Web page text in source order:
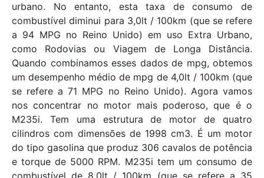
urbano. No entanto, esta taxa de consumo de
combustível diminui para 3,0lt / 100km (que se refere
a 94 MPG no Reino Unido) em uso Extra Urbano,
como Rodovias ou Viagem de Longa Distância.
Quando combinamos esses dados de mpg, obtemos
um desempenho médio de mpg de 4,0lt / 100km (que
se refere a 71 MPG no Reino Unido). Agora vamos
nos concentrar no motor mais poderoso, que é o
M235i. Tem uma estrutura de motor de quatro
cilindros com dimensões de 1998 cm3. É um motor
do tipo gasolina que produz 306 cavalos de potência
e torque de 5000 RPM. M235i tem um consumo de
combustível de 8.0lt / 100km (que se refere a 35